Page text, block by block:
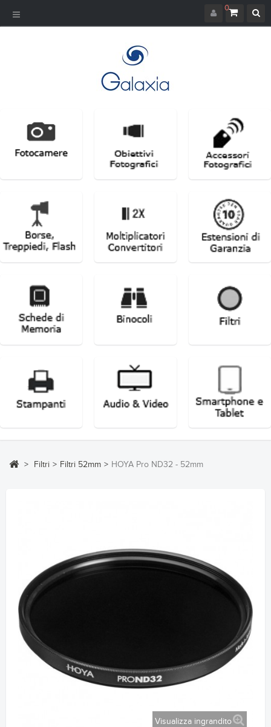
0
Navigazione
Toggle
> Filtri > Filtri 52mm > HOYA Pro ND32 - 52mm
Visualizza ingrandito